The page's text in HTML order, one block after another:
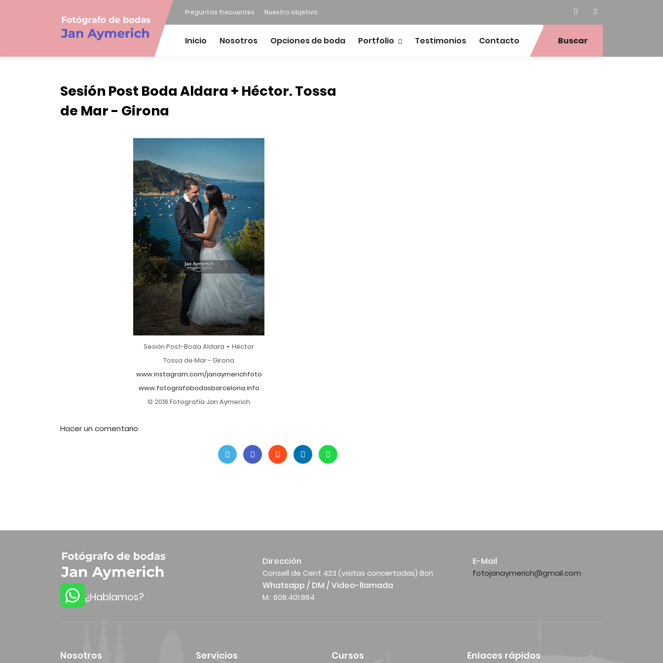
Preguntas frecuentes Nuestro objetivo
Inicio Nosotros Opciones de boda Portfolio Testimonios Contacto Buscar
Sesión Post Boda Aldara + Héctor. Tossa
de Mar - Girona
Sesión Post-Boda Aldara + Héctor
Tossa de Mar - Girona
www.instagram.com/janaymerichfoto
www.fotografobodasbarcelona.info
© 2016 Fotografía Jan Aymerich
Hacer un comentario
¿Hablamos?
Dirección
Consell de Cent 423 (visitas concertadas) Bcn
E-Mail
fotojanaymerich@gmail.com
Whatsapp / DM / Video-llamada
M.: 608.401.864
Nosotros Servicios Cursos Enlaces rápidos